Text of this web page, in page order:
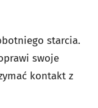
starcia.
swoje
kontakt z